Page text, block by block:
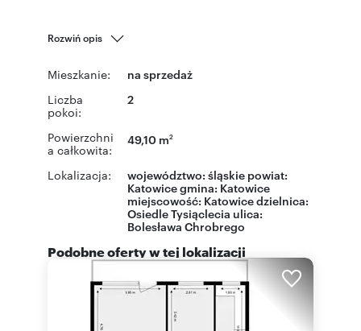
Rozwiń opis
Mieszkanie: na sprzedaż
Liczba
pokoi:
2
Powierzchni
a całkowita:
49,10 m2
Lokalizacja: województwo: śląskie powiat:
Katowicegmina: Katowice
miejscowość: Katowicedzielnica:
Osiedle Tysiąclecia ulica:
Bolesława Chrobrego
Podobne oferty w tej lokalizacji